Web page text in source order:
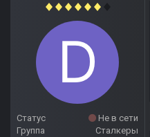
Статус
Не в сети
Группа
Сталкеры